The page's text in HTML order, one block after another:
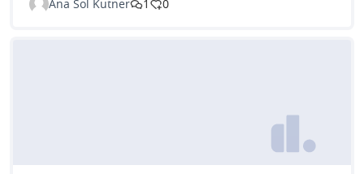
Ana Sol Kutner 1 0